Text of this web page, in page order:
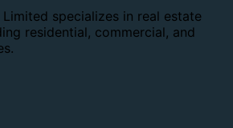
specializes in real estate
residential, commercial, and